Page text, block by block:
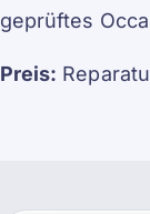
geprüftes
Preis: